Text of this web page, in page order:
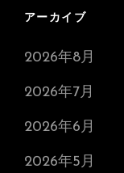
アーカイブ
2026年8月
2026年7月
2026年6月
2026年5月